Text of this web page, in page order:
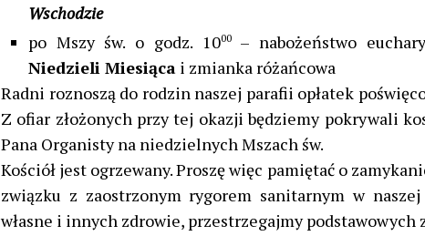
Wschodzie
po Mszy św. o godz. 1000– nabożeństwo
Niedzieli Miesiąca i zmianka różańcowa
Radni roznoszą do rodzin naszej parafii opłatek
Z ofiar złożonych przy tej okazji będziemy pokrywali
Pana Organisty na niedzielnych Mszach św.
Kościół jest ogrzewany. Proszę więc pamiętać o
związku z zaostrzonym rygorem sanitarnym w
własne i innych zdrowie, przestrzegajmy podstawowych